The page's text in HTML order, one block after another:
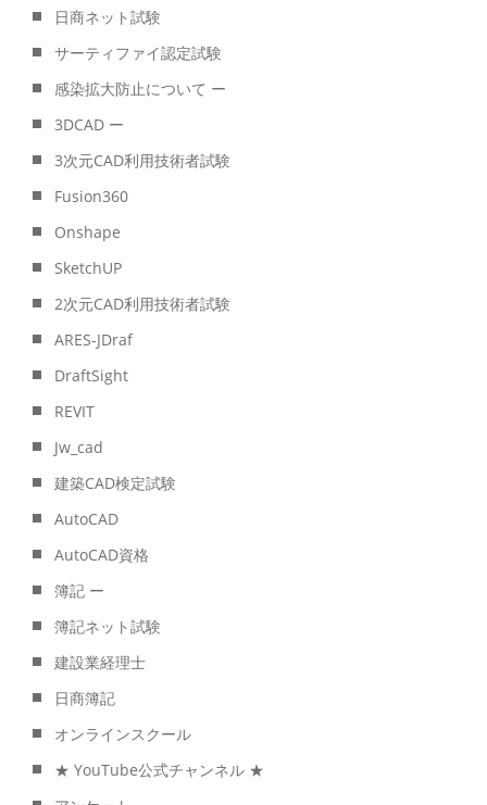
日商ネット試験
サーティファイ認定試験
感染拡大防止について ー
3DCAD ー
3次元CAD利用技術者試験
Fusion360
Onshape
SketchUP
2次元CAD利用技術者試験
ARES-JDraf
DraftSight
REVIT
Jw_cad
建築CAD検定試験
AutoCAD
AutoCAD資格
簿記 ー
簿記ネット試験
建設業経理士
日商簿記
オンラインスクール
★ YouTube公式チャンネル ★